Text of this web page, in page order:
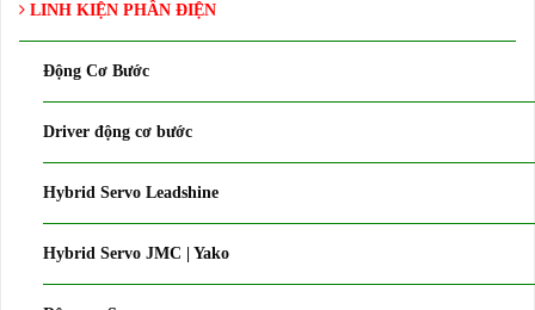
LINH KIỆN PHẦN ĐIỆN
Động Cơ Bước
Driver động cơ bước
Hybrid Servo Leadshine
Hybrid Servo JMC | Yako